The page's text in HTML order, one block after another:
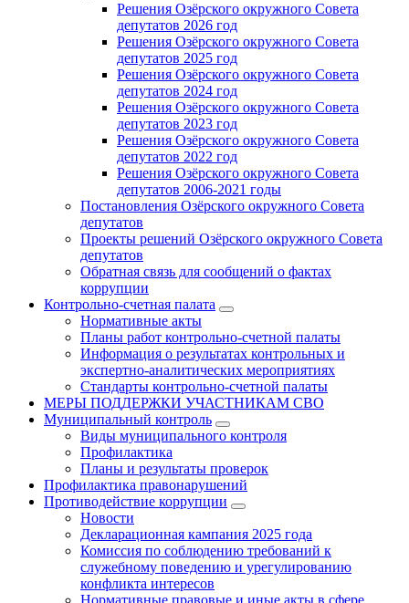
Решения Озёрского окружного Совета
депутатов 2026 год
Решения Озёрского окружного Совета
депутатов 2025 год
Решения Озёрского окружного Совета
депутатов 2024 год
Решения Озёрского окружного Совета
депутатов 2023 год
Решения Озёрского окружного Совета
депутатов 2022 год
Решения Озёрского окружного Совета
депутатов 2006-2021 годы
Постановления Озёрского окружного Совета
депутатов
Проекты решений Озёрского окружного Совета
депутатов
Обратная связь для сообщений о фактах
коррупции
Контрольно-счетная палата
Нормативные акты
Планы работ контрольно-счетной палаты
Информация о результатах контрольных и
экспертно-аналитических мероприятиях
Стандарты контрольно-счетной палаты
МЕРЫ ПОДДЕРЖКИ УЧАСТНИКАМ СВО
Муниципальный контроль
Виды муниципального контроля
Профилактика
Планы и результаты проверок
Профилактика правонарушений
Противодействие коррупции
Новости
Декларационная кампания 2025 года
Комиссия по соблюдению требований к
служебному поведению и урегулированию
конфликта интересов